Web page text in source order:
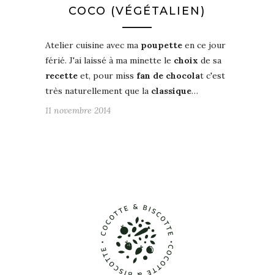
COCO (VÉGÉTALIEN)
Atelier cuisine avec ma poupette en ce jour
férié. J'ai laissé à ma minette le choix de sa
recette et, pour miss fan de chocolat c'est
très naturellement que la classique…
11 novembre 2014